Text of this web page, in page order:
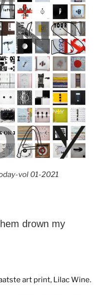
vol 01-2021
drown my
art print, Lilac Wine.